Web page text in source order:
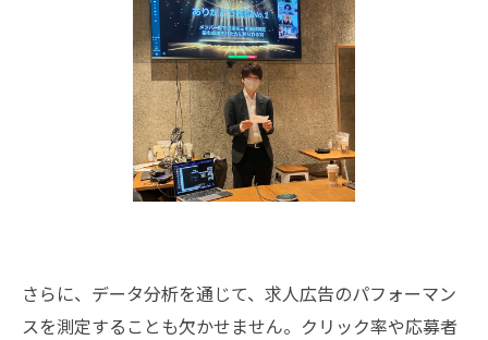
さらに、データ分析を通じて、求人広告のパフォーマン
スを測定することも欠かせません。クリック率や応募者